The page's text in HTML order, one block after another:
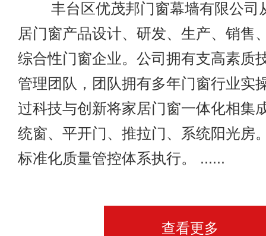
丰台区优茂邦门窗幕墙有限公司
居门窗产品设计、研发、生产、销售
综合性门窗企业。公司拥有支高素质
管理团队，团队拥有多年门窗行业实
过科技与创新将家居门窗一体化相集
统窗、平开门、推拉门、系统阳光房
标准化质量管控体系执行。 ......
查看更多